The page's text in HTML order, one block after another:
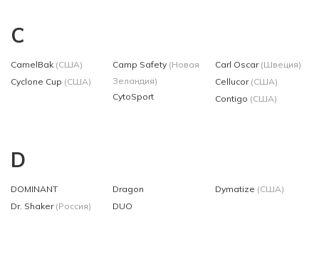
C
CamelBak (США)
Cyclone Cup (США)
Camp Safety (Новая
Зеландия)
CytoSport
Carl Oscar (Швеция)
Cellucor (США)
Contigo (США)
D
DOMINANT
Dr. Shaker (Россия)
Dragon
DUO
Dymatize (США)